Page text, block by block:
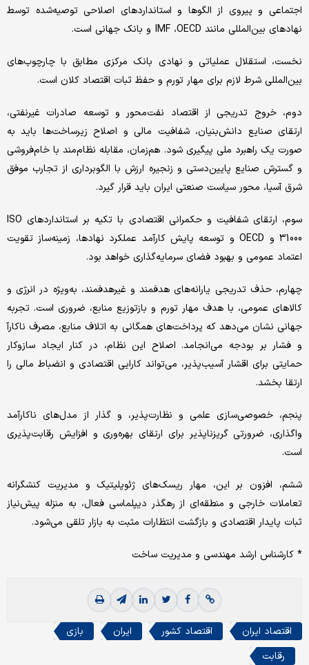
اجتماعی و پیروی از الگوها و استانداردهای اصلاحی توصیه‌‌‌شده توسط
نهادهای بین‌‌‌المللی مانند IMF ،OECD و بانک جهانی است.
نخست، استقلال عملیاتی و نهادی بانک مرکزی مطابق با چارچوب‌‌‌های
بین‌‌‌المللی شرط لازم برای مهار تورم و حفظ ثبات اقتصاد کلان است.
دوم، خروج تدریجی از اقتصاد نفت‌‌‌محور و توسعه صادرات غیرنفتی،
ارتقای صنایع دانش‌‌‌بنیان، شفافیت مالی و اصلاح زیرساخت‌‌‌ها باید به
صورت یک راهبرد ملی پیگیری شود. هم‌‌‌زمان، مقابله نظام‌‌‌مند با خام‌‌‌فروشی
و گسترش صنایع پایین‌‌‌دستی و زنجیره ارزش با الگوبرداری از تجارب موفق
شرق آسیا، محور سیاست صنعتی ایران باید قرار گیرد.
سوم، ارتقای شفافیت و حکمرانی اقتصادی با تکیه بر استانداردهای ISO
31000 و OECD و توسعه پایش کارآمد عملکرد نهادها، زمینه‌‌‌ساز تقویت
اعتماد عمومی و بهبود فضای سرمایه‌‌‌گذاری خواهد بود.
چهارم، حذف تدریجی یارانه‌‌‌های هدفمند و غیرهدفمند، به‌‌‌ویژه در انرژی و
کالاهای عمومی، با هدف مهار تورم و بازتوزیع منابع، ضروری است. تجربه
جهانی نشان می‌‌‌دهد که پرداخت‌‌‌های همگانی به اتلاف منابع، مصرف ناکارآ
و فشار بر بودجه می‌‌‌انجامد. اصلاح این نظام، در کنار ایجاد سازوکار
حمایتی برای اقشار آسیب‌‌‌پذیر، می‌‌‌تواند کارایی اقتصادی و انضباط مالی را
ارتقا بخشد.
پنجم، خصوصی‌‌‌سازی علمی و نظارت‌‌‌پذیر، و گذار از مدل‌‌‌های ناکارآمد
واگذاری، ضرورتی گریزناپذیر برای ارتقای بهره‌‌‌وری و افزایش رقابت‌‌‌پذیری
است.
ششم، افزون بر این، مهار ریسک‌‌‌های ژئوپلیتیک و مدیریت کنشگرانه
تعاملات خارجی و منطقه‌‌‌ای از رهگذر دیپلماسی فعال، به منزله پیش‌‌‌نیاز
ثبات پایدار اقتصادی و بازگشت انتظارات مثبت به بازار تلقی می‌‌‌شود.
* کارشناس ارشد مهندسی و مدیریت ساخت
اقتصاد ایران اقتصاد کشور ایران
بازی
رقابت